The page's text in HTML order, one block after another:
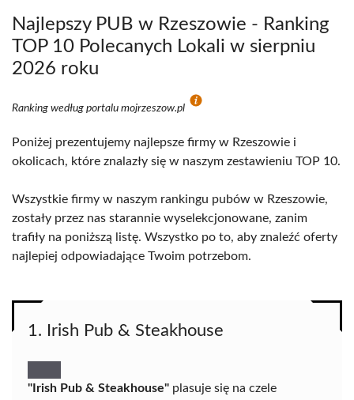
Najlepszy PUB w Rzeszowie - Ranking
TOP 10 Polecanych Lokali w sierpniu
2026 roku
Ranking według portalu mojrzeszow.pl
Poniżej prezentujemy najlepsze firmy w Rzeszowie i
okolicach, które znalazły się w naszym zestawieniu TOP 10.
Wszystkie firmy w naszym rankingu pubów w Rzeszowie,
zostały przez nas starannie wyselekcjonowane, zanim
trafiły na poniższą listę. Wszystko po to, aby znaleźć oferty
najlepiej odpowiadające Twoim potrzebom.
1. Irish Pub & Steakhouse
"Irish Pub & Steakhouse" plasuje się na czele